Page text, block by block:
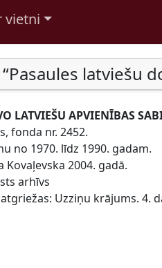
vietni
latviešu
LATVIEŠU APVIENĪBAS
fonda nr. 2452.
no 1970. līdz 1990. gadam.
Kovaļevska 2004. gadā.
arhīvs
Uzziņu krājums. 4.